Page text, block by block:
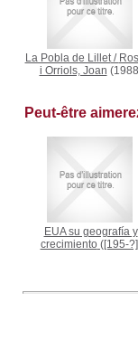
La Pobla de Lillet/
i Orriols, Joan
Peut-être
EUA su geografía y
crecimiento([195-